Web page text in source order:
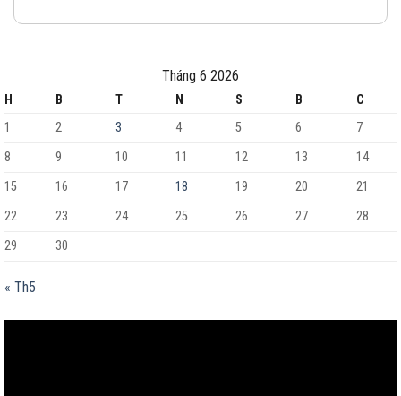
Tháng 6 2026
H B T N S B
C
1
2 3 4 5 6
7
8
9 10 11 12 13
14
15
16 17 18 19 20
21
22
23 24 25 26 27
28
29
30
« Th5